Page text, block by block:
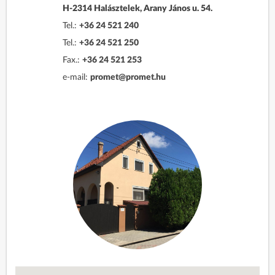
H-2314 Halásztelek, Arany János u. 54.
Tel.: +36 24 521 240
Tel.: +36 24 521 250
Fax.: +36 24 521 253
e-mail: promet@promet.hu